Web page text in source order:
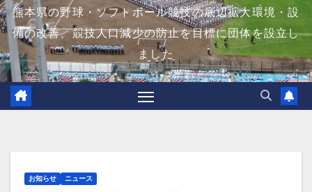
熊本県の野球・ソフトボール競技の底辺拡大環境・設
備の改善、競技人口減少の防止を目標に団体を設立し
ました
お知らせ ニュース